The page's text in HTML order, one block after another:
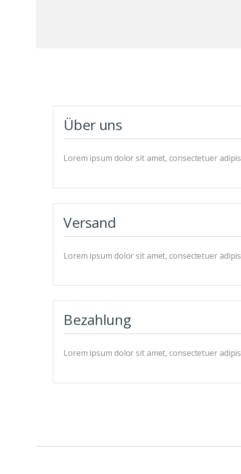
Über uns
Lorem ipsum dolor sit amet, consectetuer
Versand
Lorem ipsum dolor sit amet, consectetuer
Bezahlung
Lorem ipsum dolor sit amet, consectetuer